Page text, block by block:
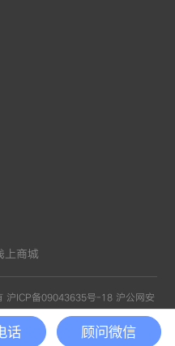
上商城
沪ICP备09043635号-18 沪公网安
明
话 顾问微信